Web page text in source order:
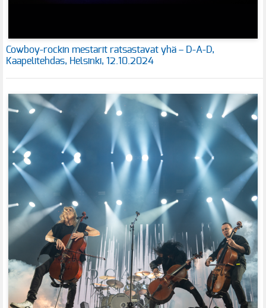
Cowboy-rockin mestarit ratsastavat yhä – D-A-D,
Kaapelitehdas, Helsinki, 12.10.2024